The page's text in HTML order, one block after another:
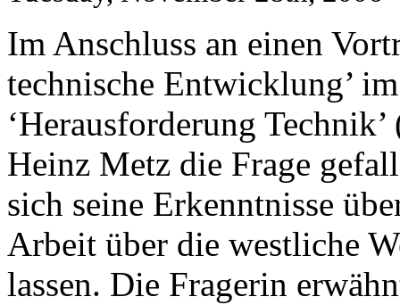
Im Anschluss an einen
technische Entwicklung’
‘Herausforderung
Heinz Metz die Frage
sich seine Erkenntnisse
Arbeit über die westliche
lassen. Die Fragerin